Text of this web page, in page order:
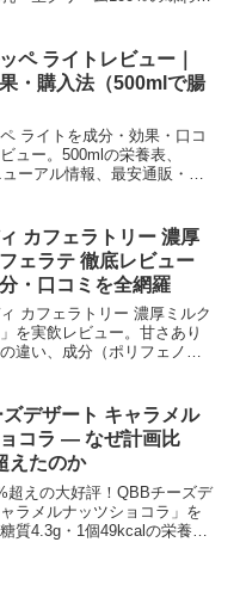
ペ ライトレビュー｜
・購入法（500mlで腸
ライトを成分・効果・口コ
ュー。500mlの栄養表、
ーアル情報、最安通販・関
カフェラトリー 濃厚
ェラテ 徹底レビュー
分・口コミを全網羅
ィ カフェラトリー 濃厚ミルク
を実飲レビュー。甘さあり
違い、成分（ポリフェノー
デザート キャラメル
コラ — なぜ計画比
えたのか
超えの大好評！QBBチーズデ
ラメルナッツショコラ」を
質4.3g・1個49kcalの栄養情